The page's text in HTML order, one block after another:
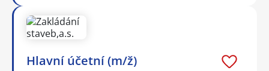
Hlavní účetní (m/ž)